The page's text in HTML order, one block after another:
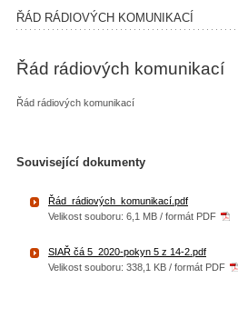
ŘÁD RÁDIOVÝCH KOMUNIKACÍ
Řád rádiových komunikací
Řád rádiových komunikací
Související dokumenty
Řád_rádiových_komunikací.pdf
Velikost souboru: 6,1 MB / formát PDF
SIAŘ čá 5_2020-pokyn 5 z 14-2.pdf
Velikost souboru: 338,1 KB / formát PDF